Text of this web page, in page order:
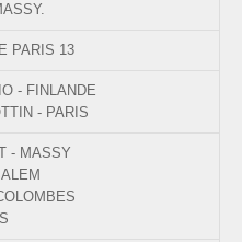
PARIS 13
- FINLANDE
- PARIS
- MASSY